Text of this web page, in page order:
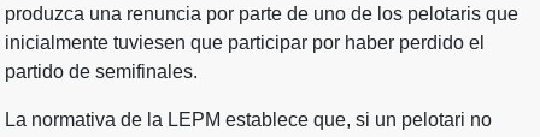
produzca una renuncia por parte de uno de los pelotaris que
inicialmente tuviesen que participar por haber perdido el
partido de semifinales.
La normativa de la LEPM establece que, si un pelotari no